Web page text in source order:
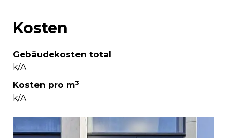
Kosten
Gebäudekosten total
k/A
Kosten pro m³
k/A